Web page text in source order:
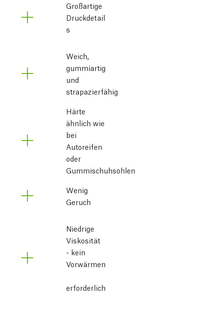
Großartige
Druckdetail
s
Weich,
gummiartig
und
strapazierfähig
Härte
ähnlich wie
bei
Autoreifen
oder
Gummischuhsohlen
Wenig
Geruch
Niedrige
Viskosität
- kein
Vorwärmen
erforderlich